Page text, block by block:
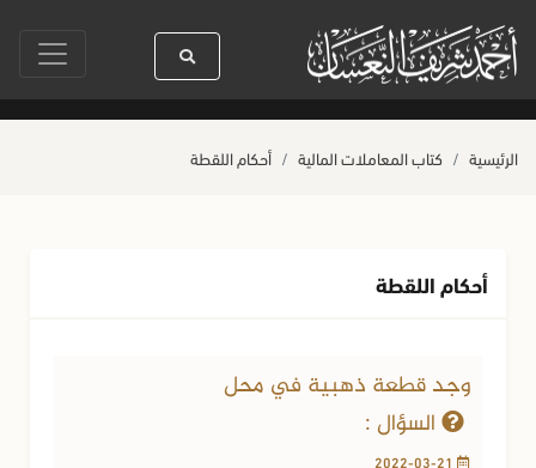
سيدنا رسول الله ﷺ كله رحمة صلاة آخر أربعاء من صفر حياة
الرئيسية كتاب المعاملات المالية أحكام اللقطة
أحكام اللقطة
وجد قطعة ذهبية في محل
السؤال :